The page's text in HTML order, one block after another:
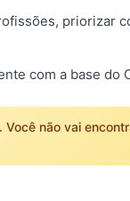
priorizar
com a base do
Você não vai